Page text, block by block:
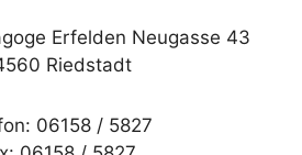
Erfelden Neugasse 43
Riedstadt
06158 / 5827